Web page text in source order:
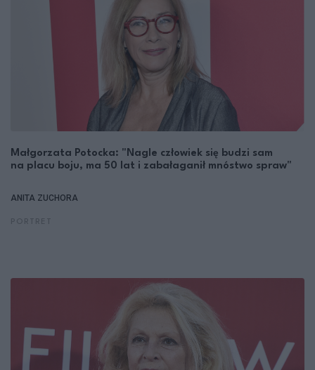
Małgorzata Potocka: "Nagle człowiek się budzi sam
na placu boju, ma 50 lat i zabałaganił mnóstwo spraw"
ANITA ZUCHORA